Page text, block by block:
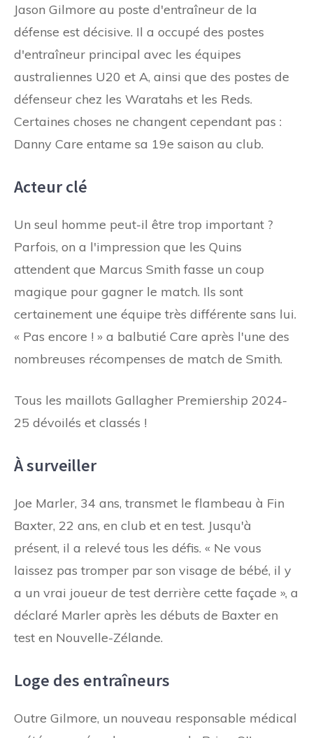
Jason Gilmore au poste d'entraîneur de la
défense est décisive. Il a occupé des postes
d'entraîneur principal avec les équipes
australiennes U20 et A, ainsi que des postes de
défenseur chez les Waratahs et les Reds.
Certaines choses ne changent cependant pas :
Danny Care entame sa 19e saison au club.
Acteur clé
Un seul homme peut-il être trop important ?
Parfois, on a l'impression que les Quins
attendent que Marcus Smith fasse un coup
magique pour gagner le match. Ils sont
certainement une équipe très différente sans lui.
« Pas encore ! » a balbutié Care après l'une des
nombreuses récompenses de match de Smith.
Tous les maillots Gallagher Premiership 2024-
25 dévoilés et classés !
À surveiller
Joe Marler, 34 ans, transmet le flambeau à Fin
Baxter, 22 ans, en club et en test. Jusqu'à
présent, il a relevé tous les défis. « Ne vous
laissez pas tromper par son visage de bébé, il y
a un vrai joueur de test derrière cette façade », a
déclaré Marler après les débuts de Baxter en
test en Nouvelle-Zélande.
Loge des entraîneurs
Outre Gilmore, un nouveau responsable médical